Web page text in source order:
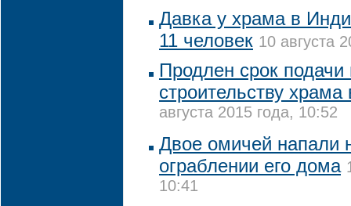
Давка у храма в
11 человек 10 августа
Продлен срок
строительству
августа 2015 года, 10:52
Двое омичей напали
ограблении его дома
10:41